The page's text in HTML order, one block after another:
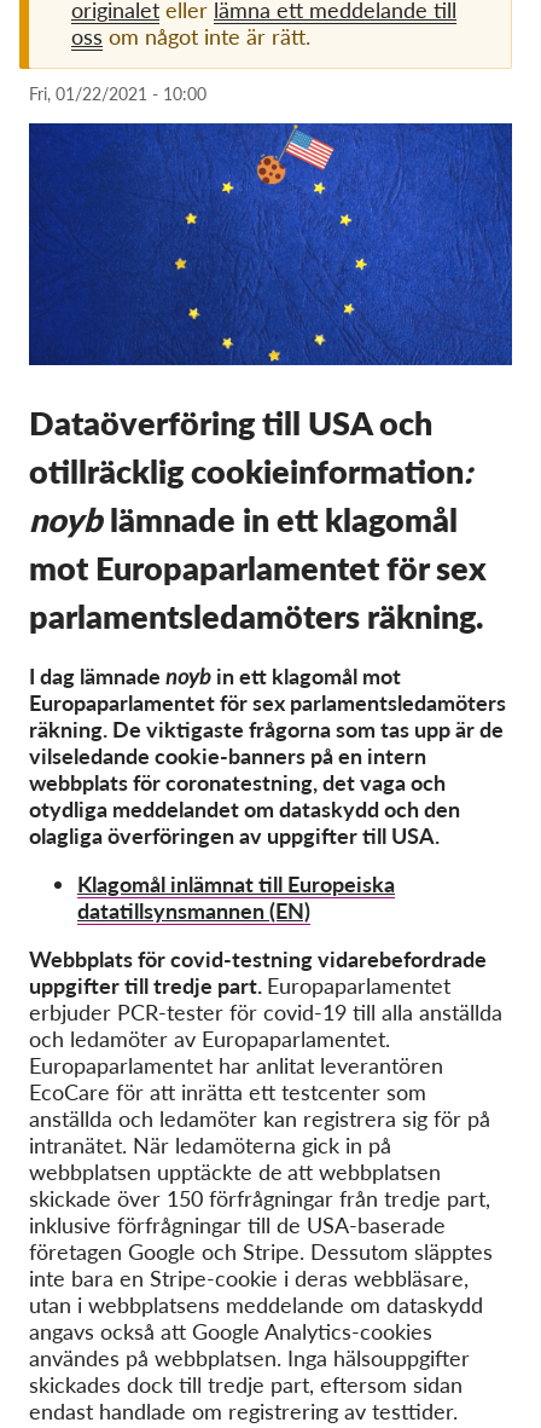
Membership
Sponsorship
Tax deductability
Member Login
About us
Team
FAQs
Jobs
Collective Redress
Media
Contact
GDPRhub
originalet eller lämna ett meddelande till
oss om något inte är rätt.
Fri, 01/22/2021 - 10:00
Dataöverföring till USA och
otillräcklig cookieinformation:
noyblämnade in ett klagomål
mot Europaparlamentet för sex
parlamentsledamöters räkning.
I dag lämnade noyb in ett klagomål mot
Europaparlamentet för sex parlamentsledamöters
räkning. De viktigaste frågorna som tas upp är de
vilseledande cookie-banners på en intern
webbplats för coronatestning, det vaga och
otydliga meddelandet om dataskydd och den
olagliga överföringen av uppgifter till USA.
Klagomål inlämnat till Europeiska
datatillsynsmannen (EN)
Webbplats för covid-testning vidarebefordrade
uppgifter till tredje part. Europaparlamentet
erbjuder PCR-tester för covid-19 till alla anställda
och ledamöter av Europaparlamentet.
Europaparlamentet har anlitat leverantören
EcoCare för att inrätta ett testcenter som
anställda och ledamöter kan registrera sig för på
intranätet. När ledamöterna gick in på
webbplatsen upptäckte de att webbplatsen
skickade över 150 förfrågningar från tredje part,
inklusive förfrågningar till de USA-baserade
företagen Google och Stripe. Dessutom släpptes
inte bara en Stripe-cookie i deras webbläsare,
utan i webbplatsens meddelande om dataskydd
angavs också att Google Analytics-cookies
användes på webbplatsen. Inga hälsouppgifter
skickades dock till tredje part, eftersom sidan
endast handlade om registrering av testtider.